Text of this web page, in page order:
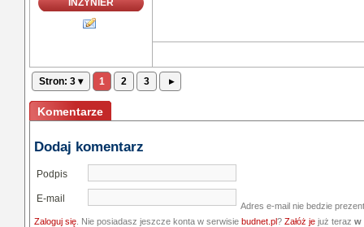
INŻYNIER
Stron: 3 ▾ 1 2 3 ▸
Komentarze
Dodaj komentarz
Podpis
E-mail
Adres e-mail nie bedzie
Zaloguj się . Nie posiadasz jeszcze konta w serwisie budnet.pl? Załóż je już teraz w